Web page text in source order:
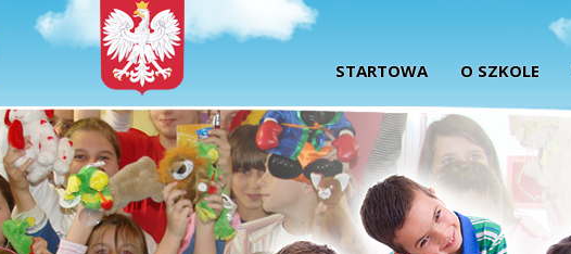
STARTOWA O SZKOLE